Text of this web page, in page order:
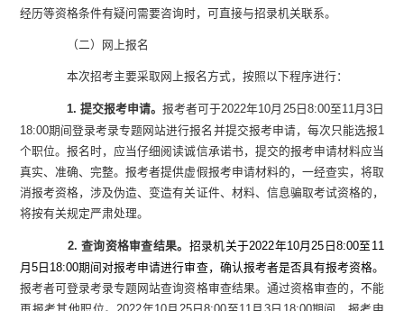
经历等资格条件有疑问需要咨询时，可直接与招录机关联系。
（二）网上报名
本次招考主要采取网上报名方式，按照以下程序进行：
1.提交报考申请。报考者可于2022年10月 25日 8:00至11月 3日
18:00期间登录考录专题网站进行报名并提交报考申请，每次只能选报1
个职位。报名时，应当仔细阅读诚信承诺书，提交的报考申请材料应当
真实、准确、完整。报考者提供虚假报考申请材料的，一经查实，将取
消报考资格，涉及伪造、变造有关证件、材料、信息骗取考试资格的，
将按有关规定严肃处理。
2. 查询资格审查结果。 招录机关于2022年10月25 日8:00至 11
月5 日 18:00期间对报考申请进行审查，确认报考者是否具有报考资格。
报考者可登录考录专题网站查询资格审查结果。通过资格审查的，不能